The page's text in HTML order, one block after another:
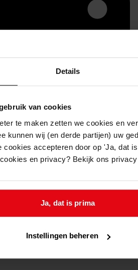
Details
van cookies
te maken zetten we cookies en
kunnen wij (en derde partijen) uw
cookies accepteren door op 'Ja, dat
en privacy? Bekijk ons
Ja, dat is prima
Instellingen beheren